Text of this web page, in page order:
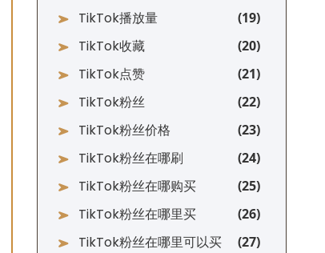
TikTok播放量
TikTok收藏
TikTok点赞
TikTok粉丝
TikTok粉丝价格
TikTok粉丝在哪刷
TikTok粉丝在哪购买
TikTok粉丝在哪里买
TikTok粉丝在哪里可以买